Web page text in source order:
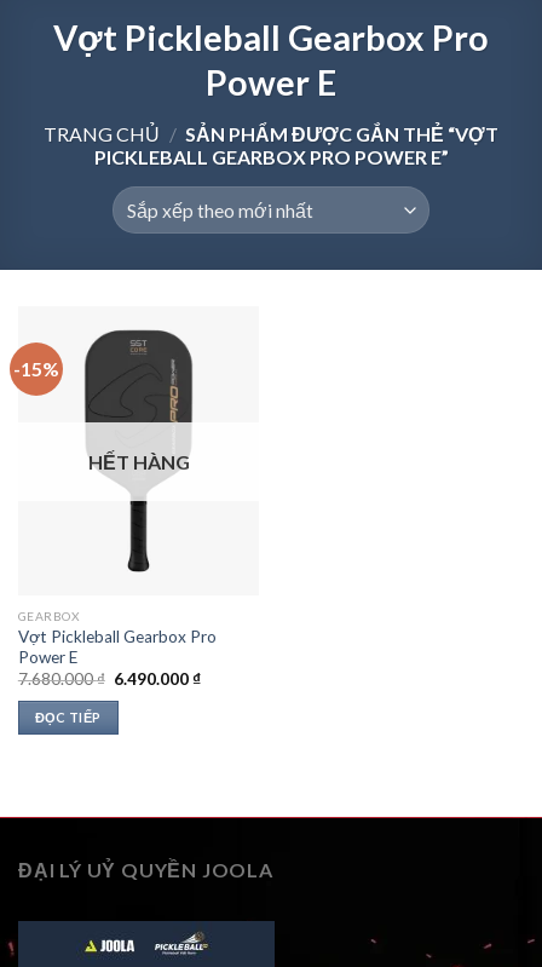
Vợt Pickleball Gearbox Pro
Power E
TRANG CHỦ / SẢN PHẨM ĐƯỢC GẮN THẺ “VỢT
PICKLEBALL GEARBOX PRO POWER E”
-15%
HẾT HÀNG
GEARBOX
Vợt Pickleball Gearbox Pro
Power E
7.680.000₫ Giá
6.490.000₫Giá
ĐỌC TIẾP
ĐẠI LÝ UỶ QUYỀN JOOLA